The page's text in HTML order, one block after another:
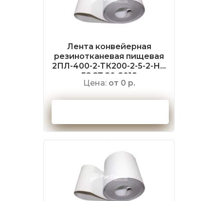
Лента конвейерная
резинотканевая пищевая
2ПЛ-400-2-ТК200-2-5-2-НБ
ГОСТ 20-2018
Цена: от 0 р.